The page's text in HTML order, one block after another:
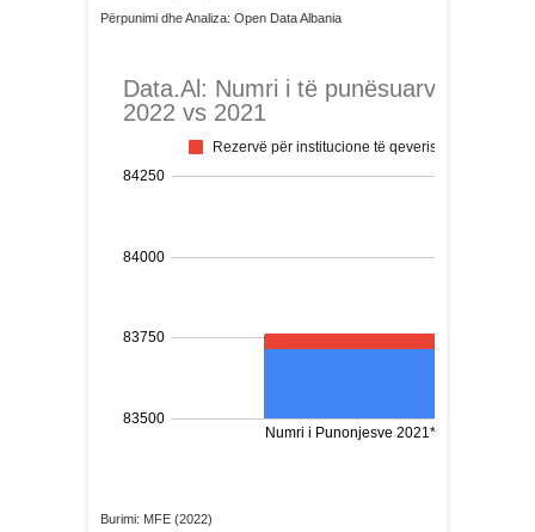
Përpunimi dhe Analiza: Open Data Albania
Burimi: MFE (2022)